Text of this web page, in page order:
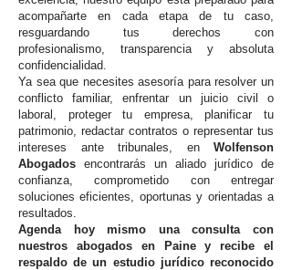
acompañarte en cada etapa de tu caso,
resguardando tus derechos con
profesionalismo, transparencia y absoluta
confidencialidad.
Ya sea que necesites asesoría para resolver un
conflicto familiar, enfrentar un juicio civil o
laboral, proteger tu empresa, planificar tu
patrimonio, redactar contratos o representar tus
intereses ante tribunales, en Wolfenson
Abogados encontrarás un aliado jurídico de
confianza, comprometido con entregar
soluciones eficientes, oportunas y orientadas a
resultados.
Agenda hoy mismo una consulta con
nuestros abogados en Paine y recibe el
respaldo de un estudio jurídico reconocido